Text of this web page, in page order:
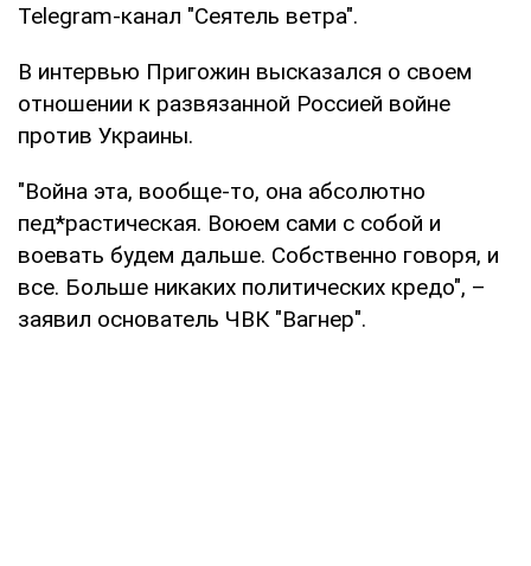
Telegram-канал "Сеятель ветра".
В интервью Пригожин высказался о своем
отношении к развязанной Россией войне
против Украины.
"Война эта, вообще-то, она абсолютно
пед*растическая. Воюем сами с собой и
воевать будем дальше. Собственно говоря, и
все. Больше никаких политических кредо", –
заявил основатель ЧВК "Вагнер".